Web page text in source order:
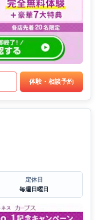
体験・相談予約
定休日
毎週日曜日